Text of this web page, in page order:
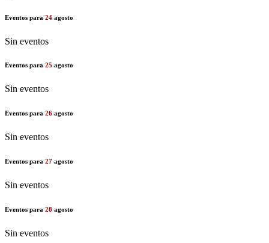
Eventos para 24 agosto
Sin eventos
Eventos para 25 agosto
Sin eventos
Eventos para 26 agosto
Sin eventos
Eventos para 27 agosto
Sin eventos
Eventos para 28 agosto
Sin eventos